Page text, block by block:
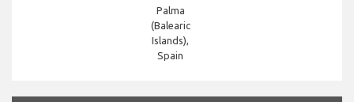
Palma
(Balearic
Islands),
Spain